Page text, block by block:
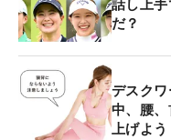
話し上
だ？
デスク
中、腰
上げよう